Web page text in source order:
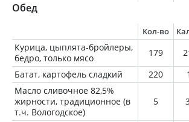
Обед
Кол-во
Курица, цыплята-бройлеры,
бедро, только мясо
179
Батат, картофель сладкий
220
Масло сливочное 82,5%
жирности, традиционное (в
т.ч. Вологодское)
5